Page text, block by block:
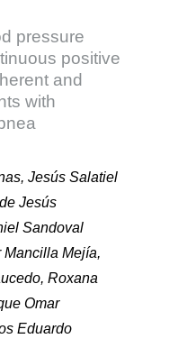
pressure
positive
and
with
Jesús Salatiel
Jesús
Sandoval
Mancilla Mejía,
Roxana
Omar
Eduardo